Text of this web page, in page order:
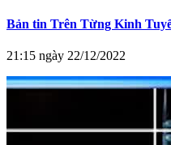
Bản tin Trên Từng Kinh
21:15 ngày 22/12/2022